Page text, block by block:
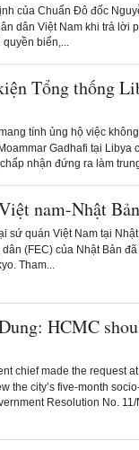
của Chuẩn Đô đốc
dân Việt Nam khi trả lời
quyền biển,...
Tổng thống
tính ủng hộ việc
Gadhafi tại Libya
nhận đứng ra làm
nam-Nhật
sứ quán Việt Nam tại
(FEC) của Nhật Bản
Tham...
HCMC
chief made the request
the city’s five-month
Resolution No. 11/